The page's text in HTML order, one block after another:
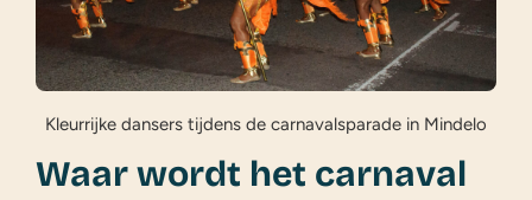
Kleurrijke dansers tijdens de carnavalsparade in Mindelo
Waar wordt het carnaval